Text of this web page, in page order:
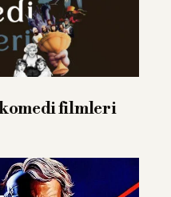
filmleri